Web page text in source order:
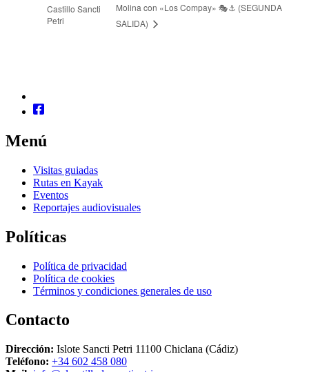
Castillo Sancti
Petri
Molina con «Los Compay» 🎭⚓ (SEGUNDA
SALIDA)
Menú
Visitas guiadas
Rutas en Kayak
Eventos
Reportajes audiovisuales
Políticas
Política de privacidad
Política de cookies
Términos y condiciones generales de uso
Contacto
Dirección: Islote Sancti Petri 11100 Chiclana (Cádiz)
Teléfono: +34 602 458 080